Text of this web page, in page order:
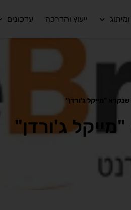
ייעוץ והדרכה עדכונים
שנקרא "מייקל ג'ורדן"
ג'ורדן"